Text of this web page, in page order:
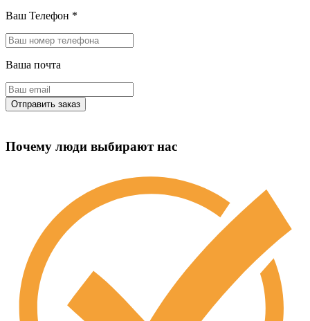
Ваш Телефон *
Ваша почта
Почему люди выбирают нас